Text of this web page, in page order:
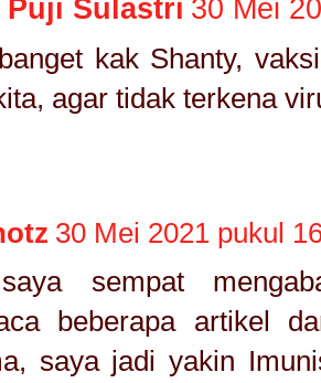
Sulastri 30 Mei
kak Shanty,
agar tidak terkena
30 Mei 2021 pukul
sempat
beberapa artikel
saya jadi yakin